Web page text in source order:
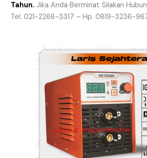
Tahun. Jika Anda Berminat Silakan
Tel. 021-2268-3317 – Hp. 0819-3236-